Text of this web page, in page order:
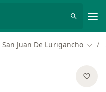
San Juan De Lurigancho